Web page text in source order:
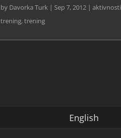
by Davorka Turk | Sep 7, 2012 |aktivnosti
trening,trening
English